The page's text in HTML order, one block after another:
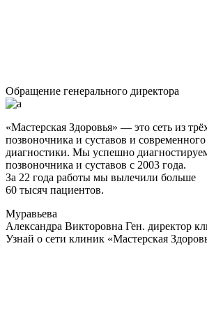
Обращение генерального директора
«Мастерская Здоровья» — это сеть из
позвоночника и суставов и
диагностики. Мы успешно
позвоночника и суставов с 2003 года.
За 22 года работы мы вылечили больше
60 тысяч пациентов.
Муравьева
Александра Викторовна Ген. директор
Узнай о сети клиник «Мастерская